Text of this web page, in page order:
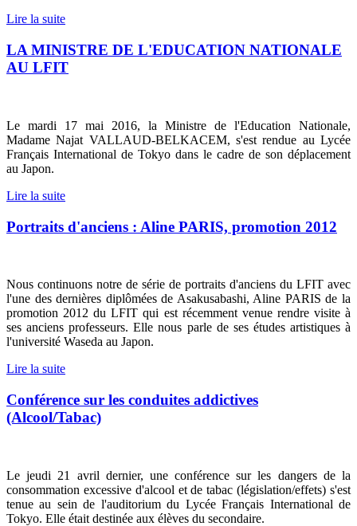
Lire la suite
LA MINISTRE DE L'EDUCATION NATIONALE
AU LFIT
Le mardi 17 mai 2016, la Ministre de l'Education Nationale,
Madame Najat VALLAUD-BELKACEM, s'est rendue au Lycée
Français International de Tokyo dans le cadre de son déplacement
au Japon.
Lire la suite
Portraits d'anciens : Aline PARIS, promotion 2012
Nous continuons notre de série de portraits d'anciens du LFIT avec
l'une des dernières diplômées de Asakusabashi, Aline PARIS de la
promotion 2012 du LFIT qui est récemment venue rendre visite à
ses anciens professeurs. Elle nous parle de ses études artistiques à
l'université Waseda au Japon.
Lire la suite
Conférence sur les conduites addictives
(Alcool/Tabac)
Le jeudi 21 avril dernier, une conférence sur les dangers de la
consommation excessive d'alcool et de tabac (législation/effets) s'est
tenue au sein de l'auditorium du Lycée Français International de
Tokyo. Elle était destinée aux élèves du secondaire.